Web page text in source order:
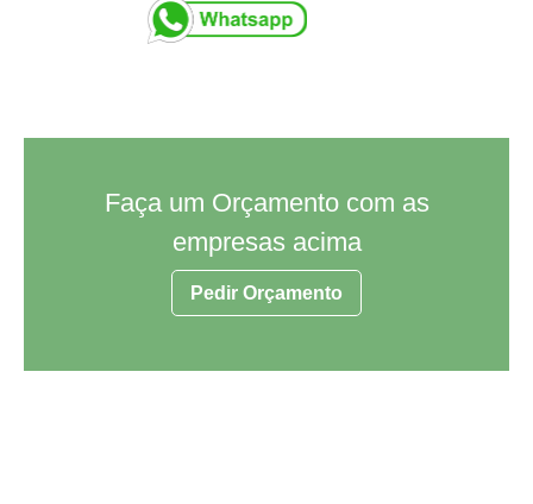
Faça um Orçamento com as
empresas acima
Pedir Orçamento